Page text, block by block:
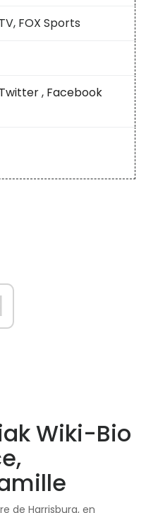
FOX Sports
Twitter, Facebook
Wiki-Bio
de Harrisburg, en